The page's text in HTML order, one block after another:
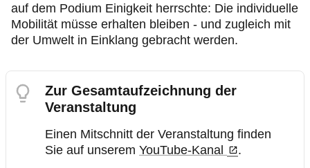
auf dem Podium Einigkeit herrschte: Die individuelle
Mobilität müsse erhalten bleiben - und zugleich mit
der Umwelt in Einklang gebracht werden.
Zur Gesamtaufzeichnung der
Veranstaltung
Einen Mitschnitt der Veranstaltung finden
Sie auf unserem YouTube-Kanal .